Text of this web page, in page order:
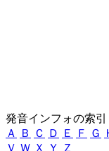
発音インフォの索引
Ａ
Ｂ Ｃ Ｄ Ｅ Ｆ Ｇ
Ｖ Ｗ Ｘ Ｙ Ｚ